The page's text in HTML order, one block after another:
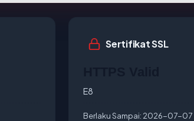
Sertifikat SSL
E8
Berlaku Sampai: 2026-07-07